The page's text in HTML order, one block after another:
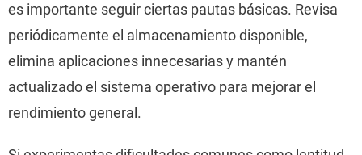
es importante seguir ciertas pautas básicas. Revisa
periódicamente el almacenamiento disponible,
elimina aplicaciones innecesarias y mantén
actualizado el sistema operativo para mejorar el
rendimiento general.